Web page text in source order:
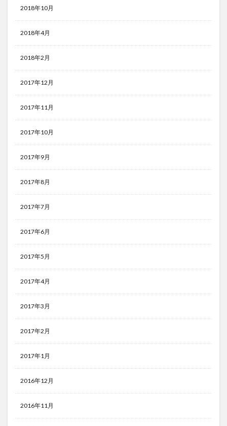
2018年10月
2018年4月
2018年2月
2017年12月
2017年11月
2017年10月
2017年9月
2017年8月
2017年7月
2017年6月
2017年5月
2017年4月
2017年3月
2017年2月
2017年1月
2016年12月
2016年11月